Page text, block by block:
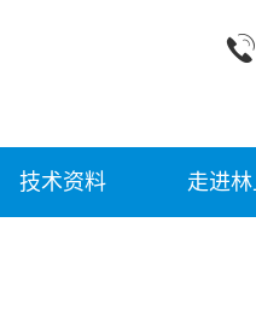
技术资料 走进林